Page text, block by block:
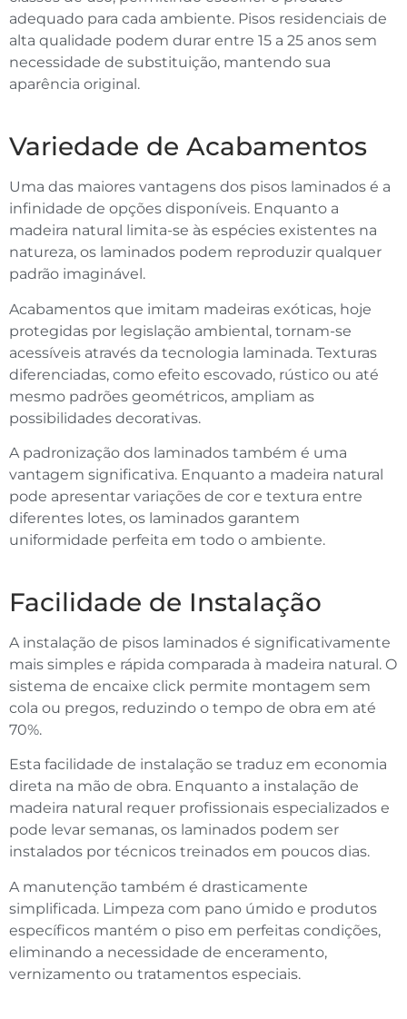
adequado para cada ambiente. Pisos residenciais de
alta qualidade podem durar entre 15 a 25 anos sem
necessidade de substituição, mantendo sua
aparência original.
Variedade de Acabamentos
Uma das maiores vantagens dos pisos laminados é a
infinidade de opções disponíveis. Enquanto a
madeira natural limita-se às espécies existentes na
natureza, os laminados podem reproduzir qualquer
padrão imaginável.
Acabamentos que imitam madeiras exóticas, hoje
protegidas por legislação ambiental, tornam-se
acessíveis através da tecnologia laminada. Texturas
diferenciadas, como efeito escovado, rústico ou até
mesmo padrões geométricos, ampliam as
possibilidades decorativas.
A padronização dos laminados também é uma
vantagem significativa. Enquanto a madeira natural
pode apresentar variações de cor e textura entre
diferentes lotes, os laminados garantem
uniformidade perfeita em todo o ambiente.
Facilidade de Instalação
A instalação de pisos laminados é significativamente
mais simples e rápida comparada à madeira natural. O
sistema de encaixe click permite montagem sem
cola ou pregos, reduzindo o tempo de obra em até
70%.
Esta facilidade de instalação se traduz em economia
direta na mão de obra. Enquanto a instalação de
madeira natural requer profissionais especializados e
pode levar semanas, os laminados podem ser
instalados por técnicos treinados em poucos dias.
A manutenção também é drasticamente
simplificada. Limpeza com pano úmido e produtos
específicos mantém o piso em perfeitas condições,
eliminando a necessidade de enceramento,
vernizamento ou tratamentos especiais.